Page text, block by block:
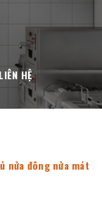
LIÊN HỆ
nửa đông nửa mát